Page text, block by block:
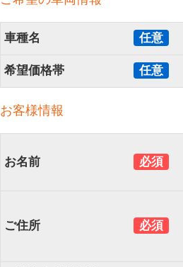
車種名 任意
希望価格帯 任意
お客様情報
お名前 必須
ご住所 必須